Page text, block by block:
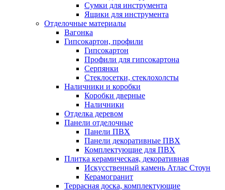
Сумки для инструмента
Ящики для инструмента
Отделочные материалы
Вагонка
Гипсокартон, профили
Гипсокартон
Профили для гипсокартона
Серпянки
Стеклосетки, стеклохолсты
Наличники и коробки
Коробки дверные
Наличники
Отделка деревом
Панели отделочные
Панели ПВХ
Панели декоративные ПВХ
Комплектующие для ПВХ
Плитка керамическая, декоративная
Искусственный камень Атлас Стоун
Керамогранит
Террасная доска, комплектующие